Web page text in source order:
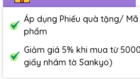
Áp dụng Phiếu quà tặng/
phẩm
Giảm giá 5% khi mua từ
giấy nhám tờ Sankyo)